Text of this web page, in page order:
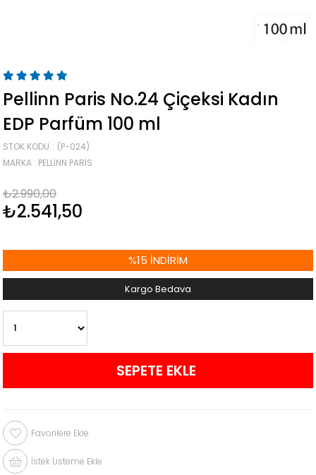
Pellinn Paris No.24 Çiçeksi Kadın
EDP Parfüm 100 ml
STOK KODU
(P-024)
MARKA : PELLINN PARIS
₺2.990,00
₺2.541,50
%15 İNDIRIM
Kargo Bedava
Favorilere Ekle
İstek Listeme Ekle